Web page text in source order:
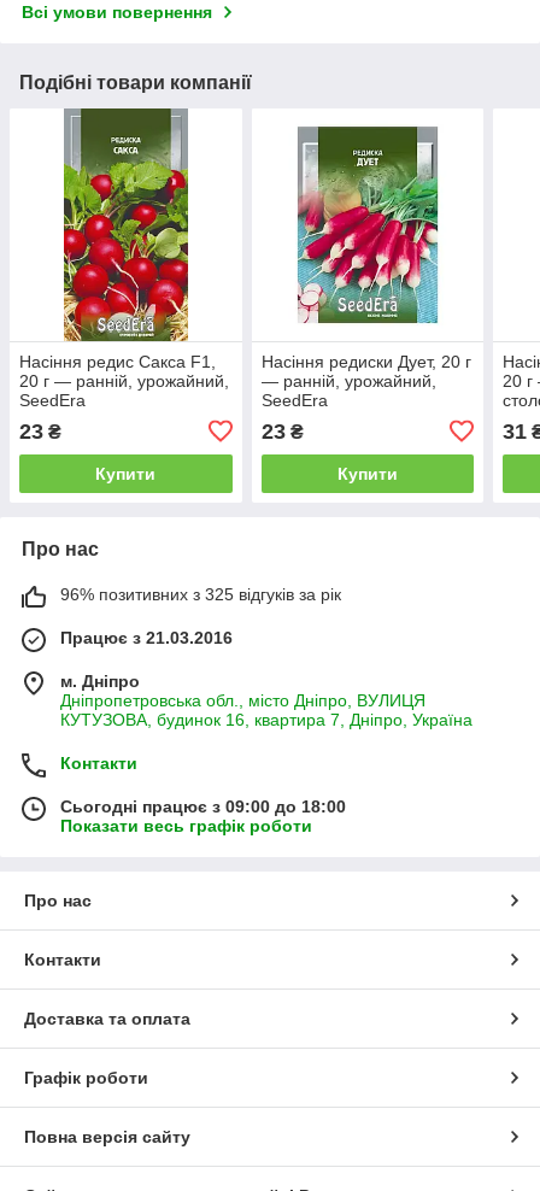
Всі умови повернення
Подібні товари компанії
Насіння редис Сакса F1,
20 г — ранній, урожайний,
SeedEra
23 ₴
Купити
Насіння редиски Дует, 20 г
— ранній, урожайний,
SeedEra
23₴
Купити
20 г
31
Про нас
96% позитивних з 325 відгуків за рік
Працює з 21.03.2016
м. Дніпро
Дніпропетровська обл., місто Дніпро, ВУЛИЦЯ
КУТУЗОВА, будинок 16, квартира 7, Дніпро, Україна
Контакти
Сьогодні працює з 09:00 до 18:00
Показати весь графік роботи
Про нас
Контакти
Доставка та оплата
Графік роботи
Повна версія сайту